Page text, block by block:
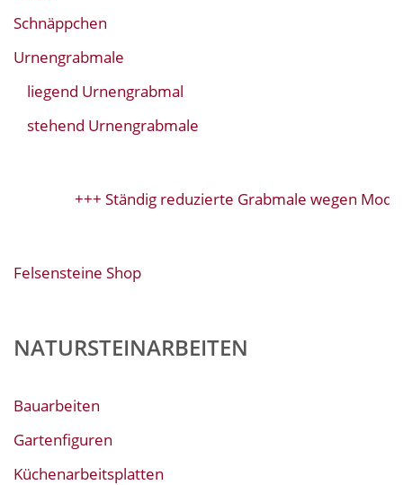
Schnäppchen
Urnengrabmale
liegend Urnengrabmal
stehend Urnengrabmale
+++ Ständig reduzierte Grabmale wegen
Felsensteine Shop
NATURSTEINARBEITEN
Bauarbeiten
Gartenfiguren
Küchenarbeitsplatten